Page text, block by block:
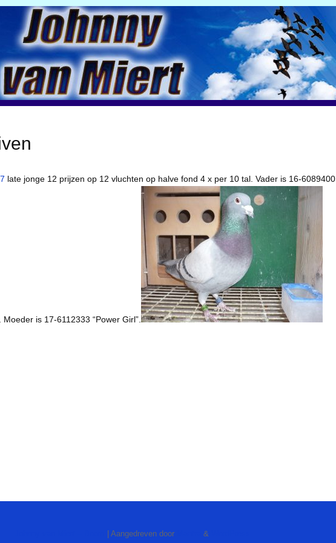
late jonge 12 prijzen op 12 vluchten op halve fond 4 x per 10 tal. Vader is 16-6089400
is 17-6112333 “Power Girl”.
| Aangedreven door &